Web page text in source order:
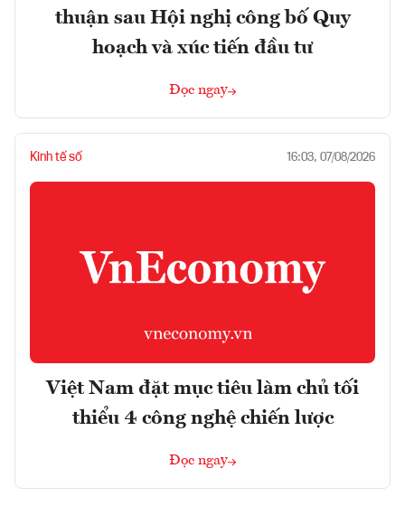
thuận sau Hội nghị công bố Quy
hoạch và xúc tiến đầu tư
Đọc ngay
Kinh tế số 16:03, 07/08/2026
Việt Nam đặt mục tiêu làm chủ tối
thiểu 4 công nghệ chiến lược
Đọc ngay